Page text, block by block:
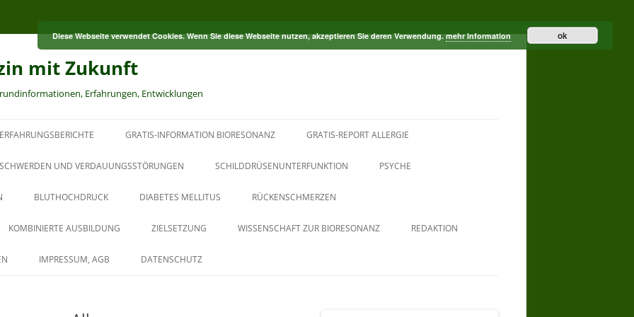
mit Zukunft
Erfahrungen, Entwicklungen
ERFAHRUNGSBERICHTE GRATIS-INFORMATION BIORESONANZ GRATIS-REPORT ALLERGIE
UND VERDAUUNGSSTÖRUNGEN SCHILDDRÜSENUNTERFUNKTION PSYCHE
BLUTHOCHDRUCK DIABETES MELLITUS RÜCKENSCHMERZEN
KOMBINIERTE AUSBILDUNG
AUS DER PAUL-SCHMIDT-
ZIELSETZUNG WISSENSCHAFT ZUR BIORESONANZ REDAKTION
IMPRESSUM, AGB DATENSCHUTZ
Diese Webseite verwendet Cookies. Wenn Sie diese Webseite nutzen, akzeptieren Sie deren Verwendung.mehr Information ok